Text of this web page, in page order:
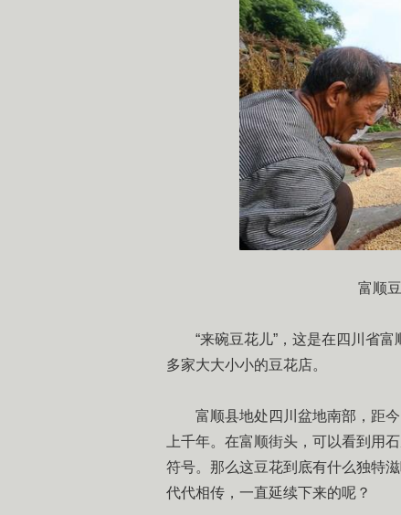
富顺
“来碗豆花儿”，这是在四川省富
多家大大小小的豆花店。
富顺县地处四川盆地南部，距今
上千年。在富顺街头，可以看到用
符号。那么这豆花到底有什么独特
代代相传，一直延续下来的呢？